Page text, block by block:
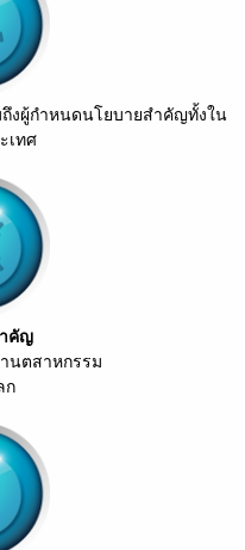
งผู้กำหนดนโยบายสำคัญทั้งใน
เทศ
คัญ
นตสาหกรรม
ก